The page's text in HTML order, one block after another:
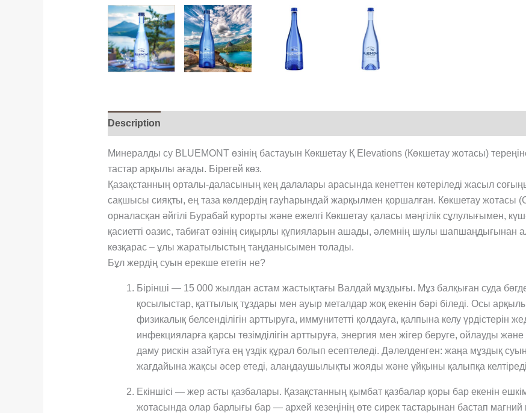
Description
Минералды су BLUEMONT өзінің бастауын Көкшетау Қ Elevations (Көкшетау жотасы)
тастар арқылы ағады. Бірегей көз.
Қазақстанның орталы-даласының кең далалары арасында кенеттен көтеріледі жасыл
сақшысы сияқты, ең таза көлдердің гауһарындай жарқылмен қоршалған. Көкшетау
орналасқан әйгілі Бурабай курорты және ежелгі Көкшетау қаласы мәңгілік сұлулығымен,
қасиетті оазис, табиғат өзінің сиқырлы құпияларын ашады, әлемнің шулы шапшаңдығынан
көзқарас – ұлы жаратылыстың таңданысымен толады.
Бұл жердің суын ерекше ететін не?
Бірінші — 15 000 жылдан астам жастықтағы Валдай мұздығы. Мұз балқыған суда
қосылыстар, қаттылық тұздары мен ауыр металдар жоқ екенін бәрі біледі. Осы
физикалық белсенділігін арттыруға, иммунитетті қолдауға, қалпына келу үрдістерін
инфекцияларға қарсы төзімділігін арттыруға, энергия мен жігер беруге, ойлауды және
даму рискiн азайтуға ең үздік құрал болып есептеледі. Дәлелденген: жаңа мұздық
жағдайына жақсы әсер етеді, алаңдаушылықты жояды және ұйқыны қалыпқа
Екіншісі — жер асты қазбалары. Қазақстанның қымбат қазбалар қоры бар екенін
жотасында олар барлығы бар — архей кезеңінің өте сирек тастарынан бастап